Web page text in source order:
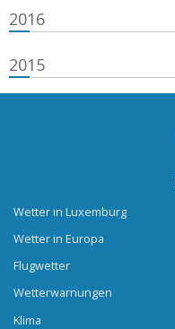
2016
2015
Wetter in Luxemburg
Wetter in Europa
Flugwetter
Wetterwarnungen
Klima